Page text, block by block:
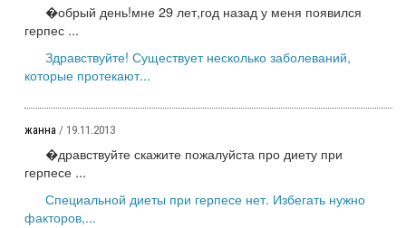
�обрый день!мне 29 лет,год назад у меня появился
герпес ...
Здравствуйте! Существует несколько заболеваний,
которые протекают...
жанна / 19.11.2013
�дравствуйте скажите пожалуйста про диету при
герпесе ...
Специальной диеты при герпесе нет. Избегать нужно
факторов,...